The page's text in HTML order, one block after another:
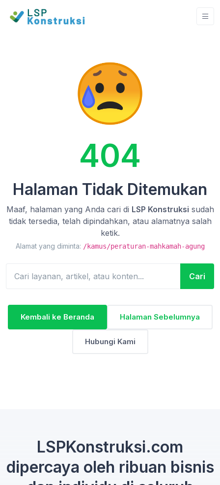
404
Halaman Tidak Ditemukan
Maaf, halaman yang Anda cari di LSP Konstruksi sudah
tidak tersedia, telah dipindahkan, atau alamatnya salah
ketik.
Alamat yang diminta: /kamus/peraturan-mahkamah-agung
Cari
Kembali ke Beranda Halaman Sebelumnya
Hubungi Kami
LSPKonstruksi.com
dipercaya oleh ribuan bisnis